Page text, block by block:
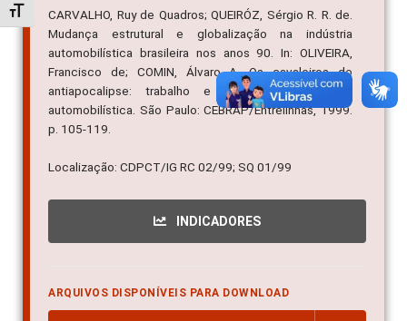
Alternar tamanho da fonte
CARVALHO, Ruy de Quadros; QUEIRÓZ, Sérgio R. R. de.
Mudança estrutural e globalização na indústria
automobilística brasileira nos anos 90. In: OLIVEIRA,
Francisco de; COMIN, Álvaro A. Os cavaleiros do
antiapocalipse: trabalho e política na indústria
automobilística. São Paulo: CEBRAP/Entrelinhas, 1999.
p. 105-119.
Localização: CDPCT/IG RC 02/99; SQ 01/99
INDICADORES
ARQUIVOS DISPONÍVEIS PARA DOWNLOAD